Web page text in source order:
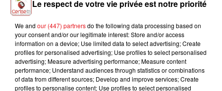
DISIZ, THEODORA
Melodrama
LENE MARLIN
Where I'm Headed
CHARLOTTE CARDIN
The Way We Touch
Le respect de votre vie privée est notre priorité
We and our (447) partnersdo the following data processing based on
your consent and/or our legitimate interest: Store and/or access
information on a device; Use limited data to select advertising; Create
profiles for personalised advertising; Use profiles to select personalised
advertising; Measure advertising performance; Measure content
performance; Understand audiences through statistics or combinations
of data from different sources; Develop and improve services; Create
profiles to personalise content; Use profiles to select personalised